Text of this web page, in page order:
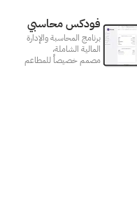
فودكس محاسبي
برنامج المحاسبة والإدارة
المالية الشاملة،
مصمم خصيصاً للمطاعم